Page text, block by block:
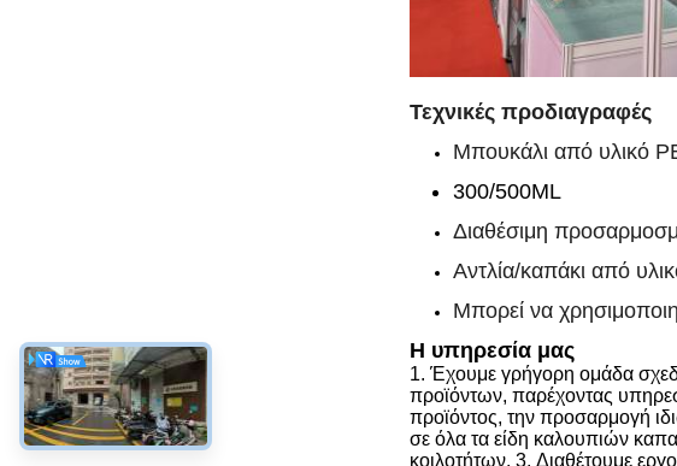
Τεχνικές προδιαγραφές
Μπουκάλι από υλικό
300/500ML
Διαθέσιμη
Αντλία/καπάκι από
Μπορεί να
Η υπηρεσία μας
1. Έχουμε γρήγορη ομάδα
προϊόντων, παρέχοντας
προϊόντος, την προσαρμογή
σε όλα τα είδη καλουπιών
κοιλοτήτων. 3. Διαθέτουμε